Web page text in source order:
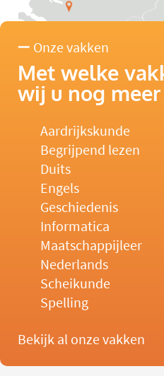
Onze vakken
Met welke
wij u nog
Aardrijkskunde
Begrijpend lezen
Duits
Engels
Geschiedenis
Informatica
Maatschappijleer
Nederlands
Scheikunde
Spelling
Bekijk al onze vakken